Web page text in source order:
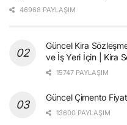
46968 PAYLAŞIM
Güncel Kira
ve İş Yeri İçin | Kira
15747 PAYLAŞIM
Güncel Çimento
13600 PAYLAŞIM